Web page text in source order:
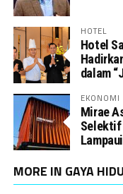
HOTEL
Hotel
dalam
EKONOMI
Mirae
Selektif
MORE IN GAYA